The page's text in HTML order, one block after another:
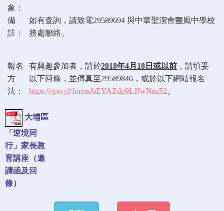
象：
備
註：
如有查詢，請致電29589694 與中華聖潔會靈風中學校
務處聯絡。
報名
方
法：
有興趣參加者，請於2018年4月18日或以前 ，請填妥
以下回條，並傳真至29589846，或於以下網站報名
https://goo.gl/forms/bEYAZdp9LJJwNsu52。
大埔區
「逆境同
行」家長教
育講座（邀
請函及回
條）